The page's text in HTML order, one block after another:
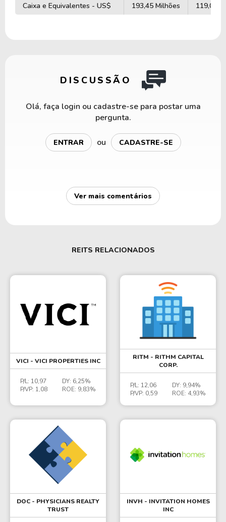
Caixa e Equivalentes - US$
193,45 Milhões 119,03
DISCUSSÃO
Olá, faça login ou cadastre-se para postar uma
pergunta.
ENTRAR ou CADASTRE-SE
Ver mais comentários
REITS RELACIONADOS
VICI - VICI PROPERTIES INC
P/L: 10,97
P/VP: 1,08
DY: 6,25%
ROE: 9,83%
RITM - RITHM CAPITAL
CORP.
P/L: 12,06
P/VP: 0,59
DY: 9,94%
ROE: 4,93%
DOC - PHYSICIANS REALTY
TRUST
INVH - INVITATION HOMES
INC